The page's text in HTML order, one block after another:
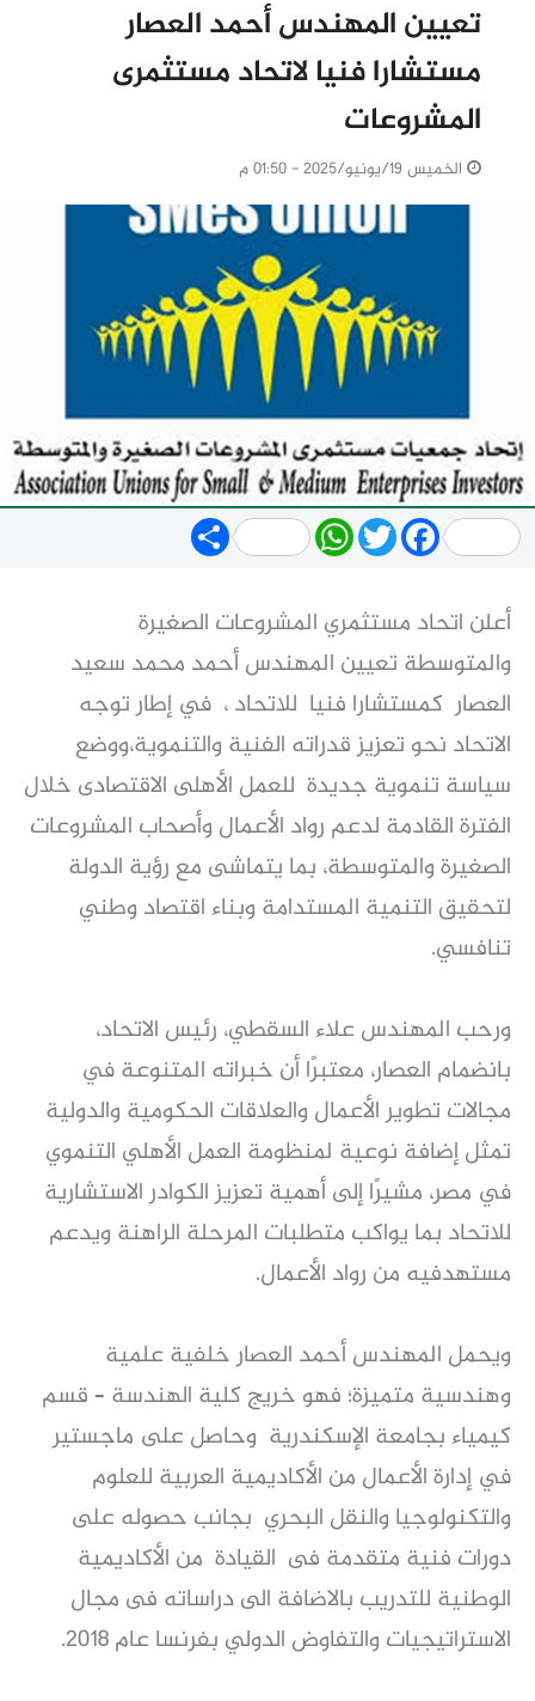
تعيين المهندس أحمد العصار
مستشارا فنيا لاتحاد مستثمرى
المشروعات
الخميس 19/يونيو/2025 - 01:50 م
Share WhatsApp
TwitterFacebook
أعلن اتحاد مستثمري المشروعات الصغيرة
والمتوسطة تعيين المهندس أحمد محمد سعيد
العصار كمستشارا فنيا للاتحاد ، في إطار توجه
الاتحاد نحو تعزيز قدراته الفنية والتنموية،ووضع
سياسة تنموية جديدة للعمل الأهلى الاقتصادى خلال
الفترة القادمة لدعم رواد الأعمال وأصحاب المشروعات
الصغيرة والمتوسطة، بما يتماشى مع رؤية الدولة
لتحقيق التنمية المستدامة وبناء اقتصاد وطني
تنافسي.
ورحب المهندس علاء السقطي، رئيس الاتحاد،
بانضمام العصار، معتبرًا أن خبراته المتنوعة في
مجالات تطوير الأعمال والعلاقات الحكومية والدولية
تمثل إضافة نوعية لمنظومة العمل الأهلي التنموي
في مصر، مشيرًا إلى أهمية تعزيز الكوادر الاستشارية
للاتحاد بما يواكب متطلبات المرحلة الراهنة ويدعم
مستهدفيه من رواد الأعمال.
ويحمل المهندس أحمد العصار خلفية علمية
وهندسية متميزة؛ فهو خريج كلية الهندسة – قسم
كيمياء بجامعة الإسكندرية وحاصل على ماجستير
في إدارة الأعمال من الأكاديمية العربية للعلوم
والتكنولوجيا والنقل البحري بجانب حصوله على
دورات فنية متقدمة فى القيادة من الأكاديمية
الوطنية للتدريب بالاضافة الى دراساته فى مجال
الاستراتيجيات والتفاوض الدولي بفرنسا عام 2018.